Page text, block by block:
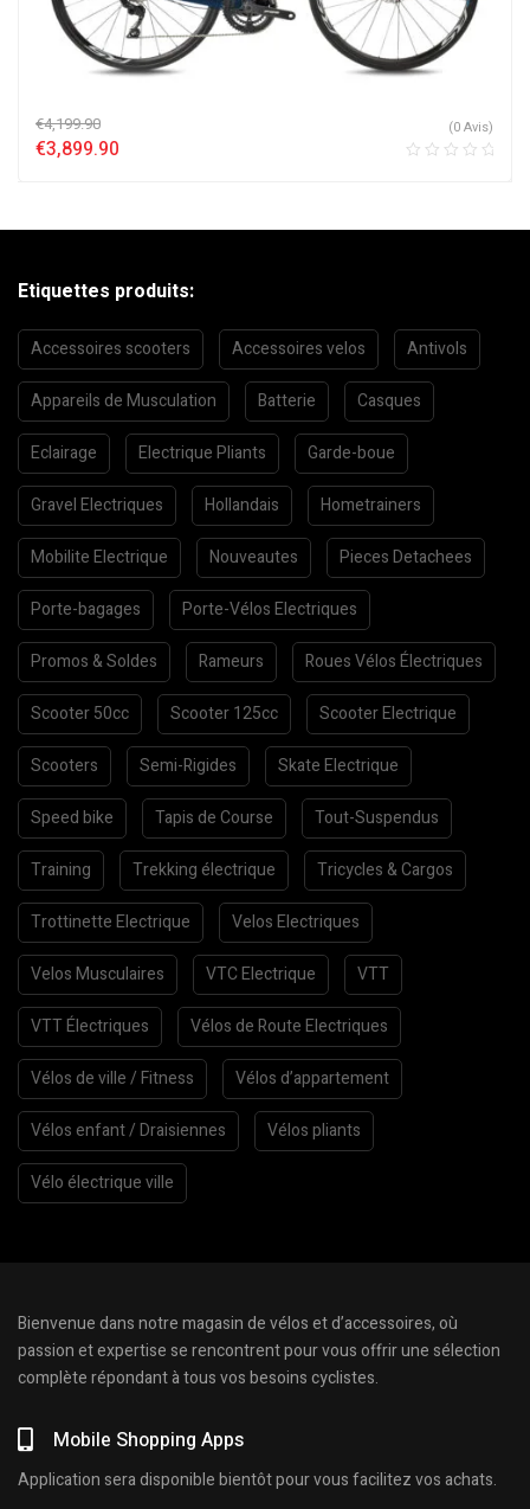
€4,199.90
€3,899.90
(0 Avis)
Etiquettes produits:
Accessoires scooters Accessoires velos Antivols
Appareils de Musculation Batterie Casques
Eclairage Electrique Pliants Garde-boue
Gravel Electriques Hollandais Hometrainers
Mobilite Electrique Nouveautes Pieces Detachees
Porte-bagages Porte-Vélos Electriques
Promos & Soldes Rameurs Roues Vélos Électriques
Scooter 50cc Scooter 125cc Scooter Electrique
Scooters Semi-Rigides Skate Electrique
Speed bike Tapis de Course Tout-Suspendus
Training Trekking électrique Tricycles & Cargos
Trottinette Electrique Velos Electriques
Velos Musculaires VTC Electrique VTT
VTT Électriques Vélos de Route Electriques
Vélos de ville / Fitness Vélos d’appartement
Vélos enfant / Draisiennes Vélos pliants
Vélo électrique ville
Bienvenue dans notre magasin de vélos et d’accessoires, où
passion et expertise se rencontrent pour vous offrir une sélection
complète répondant à tous vos besoins cyclistes.
Mobile Shopping Apps
Application sera disponible bientôt pour vous facilitez vos achats.